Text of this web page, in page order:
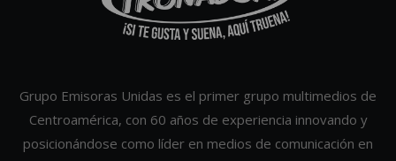
Grupo Emisoras Unidas es el primer grupo multimedios de
Centroamérica, con 60 años de experiencia innovando y
posicionándose como líder en medios de comunicación en